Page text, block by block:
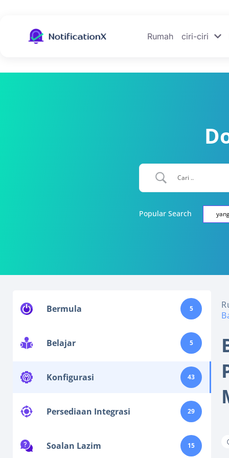
Rumah ciri-ciri
Popular Search
Bermula 5
Belajar 5
Konfigurasi 43
Persediaan Integrasi 29
Soalan Lazim 15